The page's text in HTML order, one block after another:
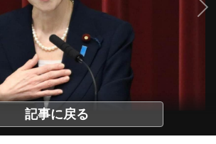
記事に戻る